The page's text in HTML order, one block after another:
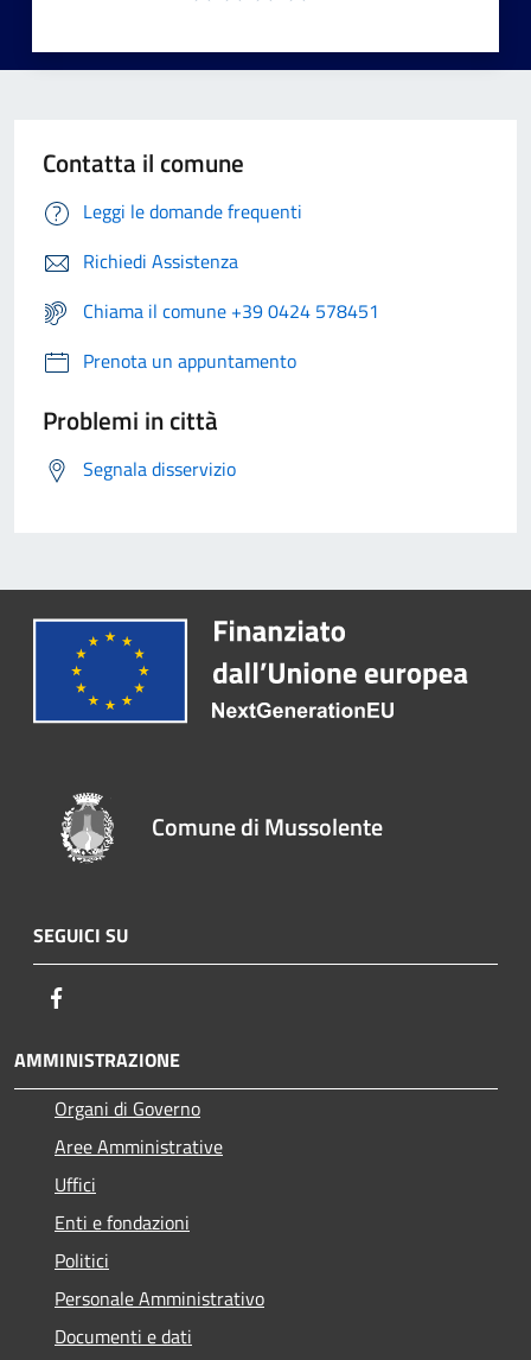
Contatta il comune
Leggi le domande frequenti
Richiedi Assistenza
Chiama il comune +39 0424 578451
Prenota un appuntamento
Problemi in città
Segnala disservizio
Comune di Mussolente
SEGUICI SU
AMMINISTRAZIONE
Organi di Governo
Aree Amministrative
Uffici
Enti e fondazioni
Politici
Personale Amministrativo
Documenti e dati